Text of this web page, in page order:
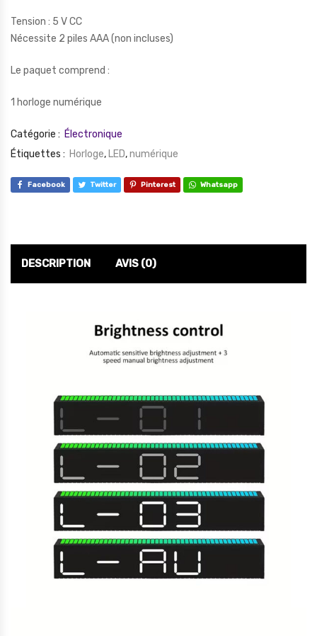
Tension : 5 V CC
Nécessite 2 piles AAA (non incluses)
Le paquet comprend :
1 horloge numérique
Catégorie : Électronique
Étiquettes : Horloge, LED,numérique
Facebook Twitter Pinterest Whatsapp
DESCRIPTION AVIS (0)